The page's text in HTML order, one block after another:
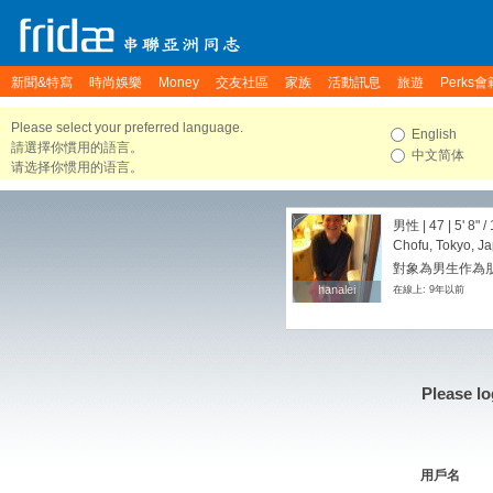
新聞&特寫 時尚娛樂 Money 交友社區 家族 活動訊息 旅遊 Perks會
Please select your preferred language.
請選擇你慣用的語言。
请选择你惯用的语言。
English
中文简体
hanalei
hanalei
男性 | 47 | 5' 8" /
Chofu, Tokyo,
對象為男生作為
在線上: 9年以前
Please
用戶名